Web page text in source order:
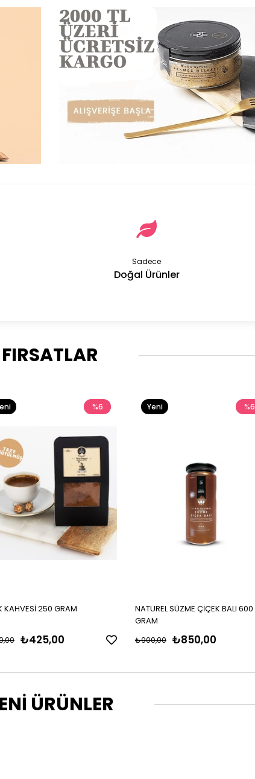
Sadece
Doğal Ürünler
FIRSATLAR
KAHVESİ 250 GRAM
₺425,00
%6
NATUREL SÜZME ÇİÇEK BALI 600
GRAM
₺850,00
₺900,00
%6
Yeni
ÜRÜNLER